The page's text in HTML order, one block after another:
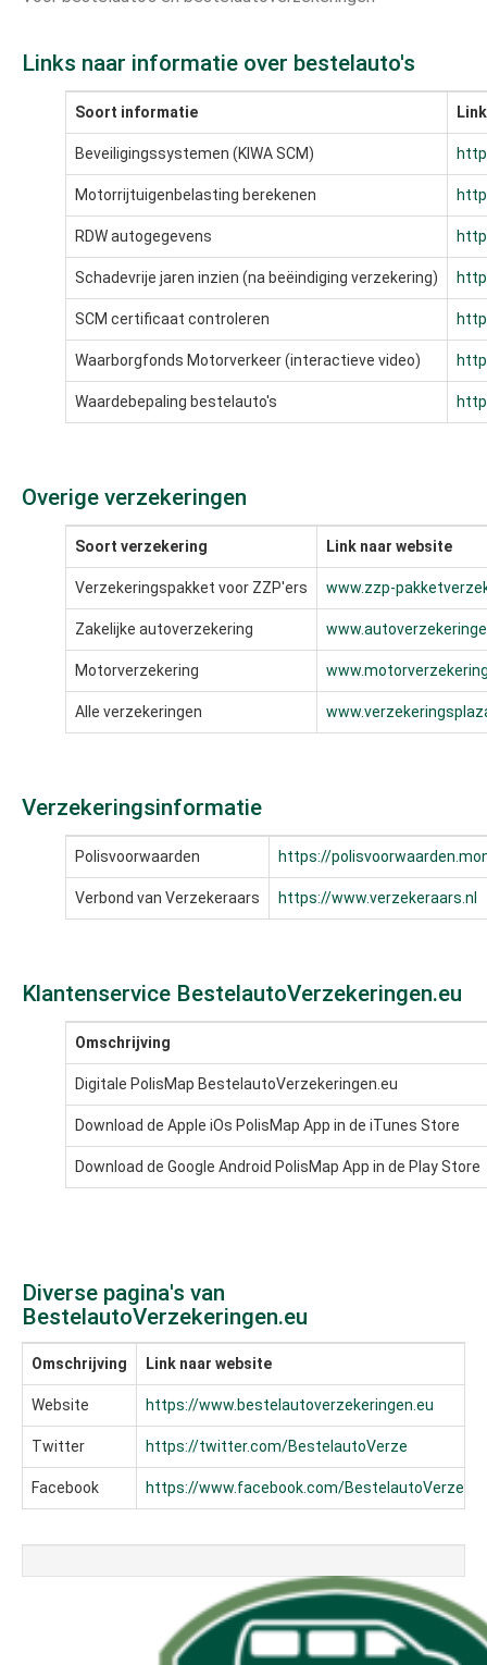
Links naar informatie over bestelauto's
Soort informatie
Beveiligingssystemen (KIWA SCM)
Motorrijtuigenbelasting berekenen
RDW autogegevens
Schadevrije jaren inzien (na beëindiging verzekering)
SCM certificaat controleren
Waarborgfonds Motorverkeer (interactieve video)
Waardebepaling bestelauto's
Overige verzekeringen
Soort verzekering Link naar website
Verzekeringspakket voor ZZP'ers www.zzp-
Zakelijke autoverzekering
Motorverzekering
Alle verzekeringen
Verzekeringsinformatie
Polisvoorwaarden https://
Verbond van Verzekeraars https://www.verzekeraars.nl
Klantenservice BestelautoVerzekeringen.eu
Omschrijving
Digitale PolisMap BestelautoVerzekeringen.eu
Download de Apple iOs PolisMap App in de iTunes Store
Download de Google Android PolisMap App in de Play Store
Diverse pagina's van
BestelautoVerzekeringen.eu
Omschrijving Link naar website
Website https://www.bestelautoverzekeringen.eu
Twitter https://twitter.com/BestelautoVerze
Facebook https://www.facebook.com/